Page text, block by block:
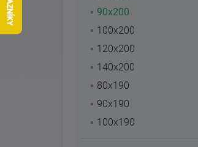
90x200
100x200
120x200
140x200
80x190
90x190
100x190